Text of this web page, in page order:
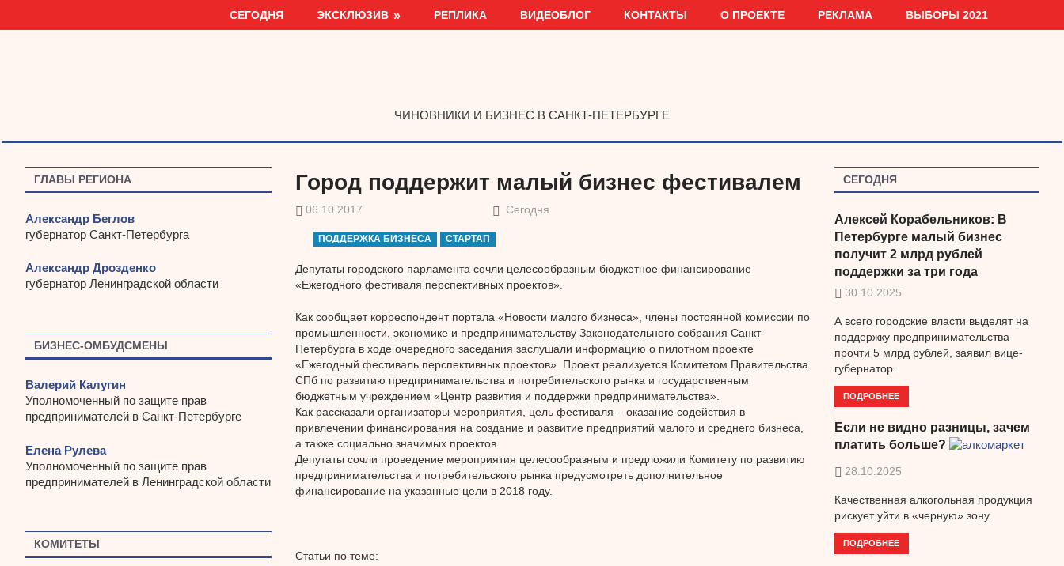
СЕГОДНЯ ЭКСКЛЮЗИВ РЕПЛИКА ВИДЕОБЛОГ КОНТАКТЫ О ПРОЕКТЕ РЕКЛАМА ВЫБОРЫ 2021
ЧИНОВНИКИ И БИЗНЕС В САНКТ-ПЕТЕРБУРГЕ
Город поддержит малый бизнес фестивалем
06.10.2017 Сегодня
ПОДДЕРЖКА БИЗНЕСА СТАРТАП
Депутаты городского парламента сочли целесообразным бюджетное финансирование
«Ежегодного фестиваля перспективных проектов».
Как сообщает корреспондент портала «Новости малого бизнеса», члены постоянной комиссии по
промышленности, экономике и предпринимательству Законодательного собрания Санкт-
Петербурга в ходе очередного заседания заслушали информацию о пилотном проекте
«Ежегодный фестиваль перспективных проектов». Проект реализуется Комитетом Правительства
СПб по развитию предпринимательства и потребительского рынка и государственным
бюджетным учреждением «Центр развития и поддержки предпринимательства».
Как рассказали организаторы мероприятия, цель фестиваля – оказание содействия в
привлечении финансирования на создание и развитие предприятий малого и среднего бизнеса,
а также социально значимых проектов.
Депутаты сочли проведение мероприятия целесообразным и предложили Комитету по развитию
предпринимательства и потребительского рынка предусмотреть дополнительное
финансирование на указанные цели в 2018 году.
Статьи по теме:
ГЛАВЫ РЕГИОНА
Александр Беглов
губернатор Санкт-Петербурга
Александр Дрозденко
губернатор Ленинградской области
БИЗНЕС-ОМБУДСМЕНЫ
Валерий Калугин
Уполномоченный по защите прав
предпринимателей в Санкт-Петербурге
Елена Рулева
Уполномоченный по защите прав
предпринимателей в Ленинградской области
КОМИТЕТЫ
СЕГОДНЯ
Алексей Корабельников: В
Петербурге малый бизнес
получит 2 млрд рублей
поддержки за три года
30.10.2025
А всего городские власти выделят на
поддержку предпринимательства
прочти 5 млрд рублей, заявил вице-
губернатор.
ПОДРОБНЕЕ
Если не видно разницы, зачем
платить больше?
28.10.2025
Качественная алкогольная продукция
рискует уйти в «черную» зону.
ПОДРОБНЕЕ